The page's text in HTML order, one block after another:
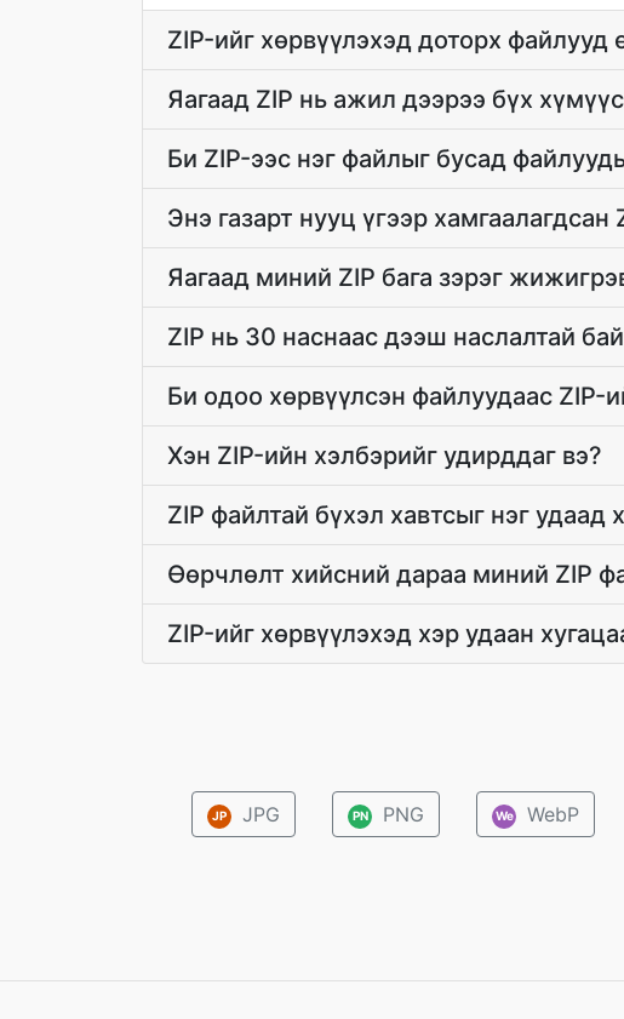
ZIP-ийг хөрвүүлэхэд доторх файлууд
Яагаад ZIP нь ажил дээрээ бүх
Би ZIP-ээс нэг файлыг бусад
Энэ газарт нууц үгээр
Яагаад миний ZIP бага зэрэг
ZIP нь 30 наснаас дээш наслалтай
Би одоо хөрвүүлсэн файлуудаас ZIP-
Хэн ZIP-ийн хэлбэрийг удирддаг вэ?
ZIP файлтай бүхэл хавтсыг нэг
Өөрчлөлт хийсний дараа миний ZIP
ZIP-ийг хөрвүүлэхэд хэр удаан
JP JPG PN PNG We WebP